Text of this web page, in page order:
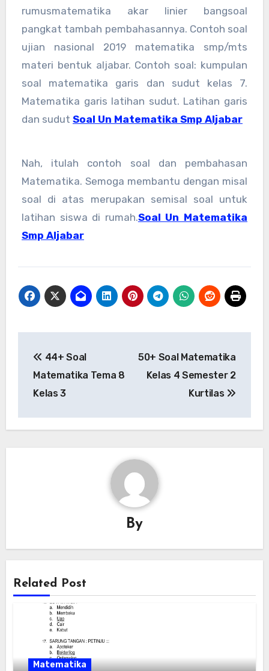
rumusmatematika akar linier bangsoal
pangkat tambah pembahasannya. Contoh soal
ujian nasional 2019 matematika smp/mts
materi bentuk aljabar. Contoh soal: kumpulan
soal matematika garis dan sudut kelas 7.
Matematika garis latihan sudut. Latihan garis
dan sudut Soal Un Matematika Smp Aljabar
Nah, itulah contoh soal dan pembahasan
Matematika. Semoga membantu dengan misal
soal di atas merupakan semisal soal untuk
latihan siswa di rumah.Soal Un Matematika
Smp Aljabar
navigation
44+ Soal
Matematika Tema 8
Kelas 3
50+ Soal Matematika
Kelas 4 Semester 2
Kurtilas
By
Related Post
Matematika